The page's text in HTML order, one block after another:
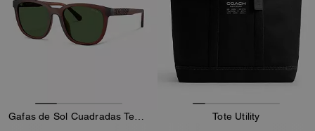
Gafas de Sol Cuadradas Texturizadas Tote Utility